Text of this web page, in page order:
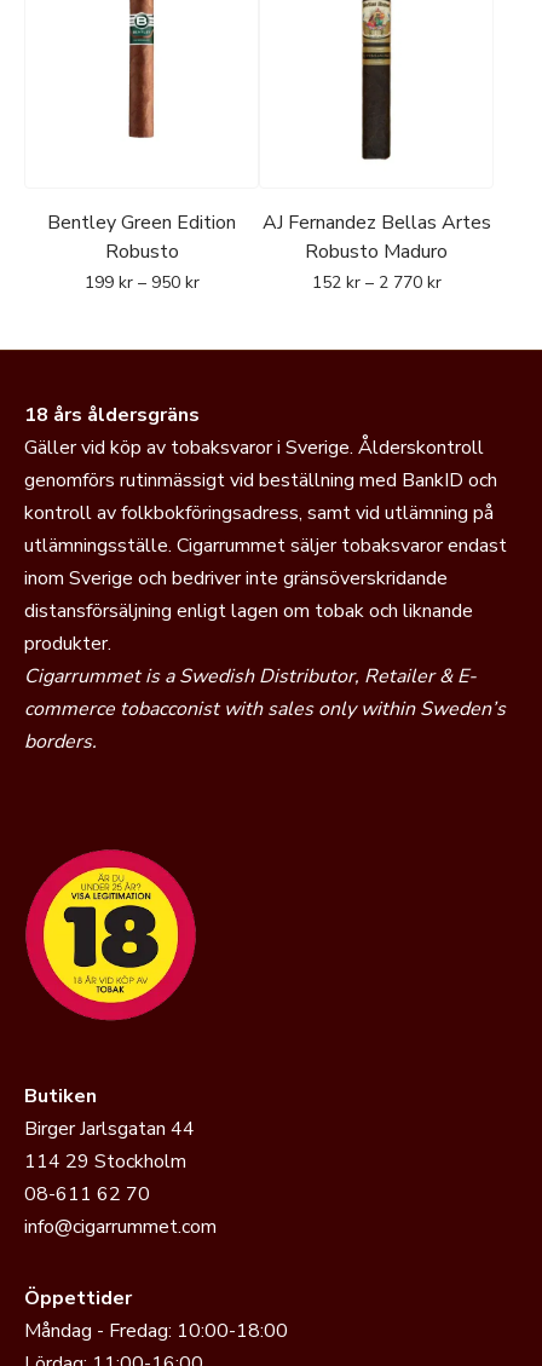
Bentley Green Edition
Robusto
199 kr – 950 kr
AJ Fernandez Bellas Artes
Robusto Maduro
152 kr – 2 770 kr
18 års åldersgräns
Gäller vid köp av tobaksvaror i Sverige. Ålderskontroll
genomförs rutinmässigt vid beställning med BankID och
kontroll av folkbokföringsadress, samt vid utlämning på
utlämningsställe. Cigarrummet säljer tobaksvaror endast
inom Sverige och bedriver inte gränsöverskridande
distansförsäljning enligt lagen om tobak och liknande
produkter.
Cigarrummet is a Swedish Distributor, Retailer & E-
commerce tobacconist with sales only within Sweden’s
borders.
Butiken
Birger Jarlsgatan 44
114 29 Stockholm
08-611 62 70
info@cigarrummet.com
Öppettider
Måndag - Fredag: 10:00-18:00